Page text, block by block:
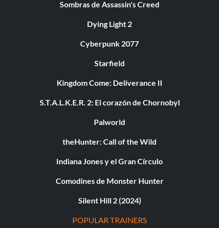
Sombras de Assassin's Creed
Dying Light 2
Cyberpunk 2077
Starfield
Kingdom Come: Deliverance II
S.T.A.L.K.E.R. 2: El corazón de Chornobyl
Palworld
theHunter: Call of the Wild
Indiana Jones y el Gran Círculo
Comodines de Monster Hunter
Silent Hill 2 (2024)
POPULAR TRAINERS